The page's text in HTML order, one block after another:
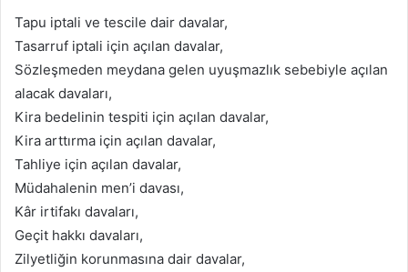
Tapu iptali ve tescile dair davalar,
Tasarruf iptali için açılan davalar,
Sözleşmeden meydana gelen uyuşmazlık sebebiyle açılan
alacak davaları,
Kira bedelinin tespiti için açılan davalar,
Kira arttırma için açılan davalar,
Tahliye için açılan davalar,
Müdahalenin men’i davası,
Kâr irtifakı davaları,
Geçit hakkı davaları,
Zilyetliğin korunmasına dair davalar,